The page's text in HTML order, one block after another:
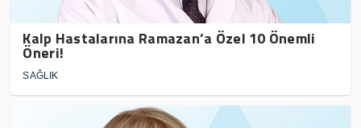
Kalp Hastalarına Ramazan’a Özel 10 Önemli
Öneri!
SAĞLIK